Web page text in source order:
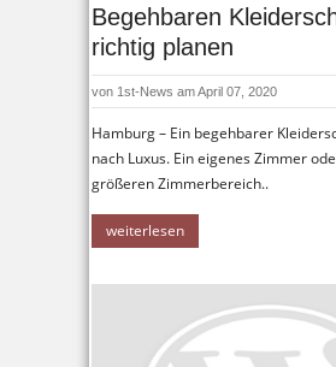
Begehbaren
richtig planen
von 1st-News am April 07, 2020
Hamburg – Ein begehbarer
nach Luxus. Ein eigenes Zimmer
größeren Zimmerbereich..
weiterlesen